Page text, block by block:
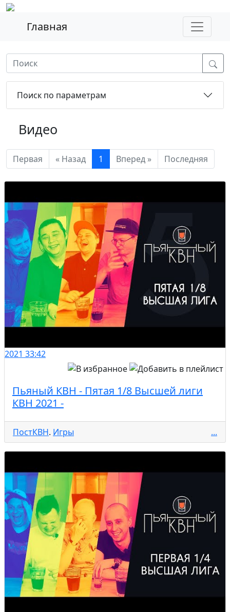
Главная
Поиск по параметрам
Видео
Первая « Назад 1 Вперед » Последняя
2021 33:42
Пьяный КВН - Пятая 1/8 Высшей лиги
КВН 2021 -
ПостКВН. Игры ...